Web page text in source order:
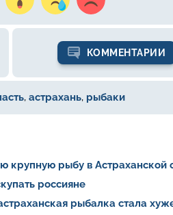
КОММЕНТАРИИ
, астрахань, рыбаки
крупную рыбу в Астраханской
россияне
рыбалка стала